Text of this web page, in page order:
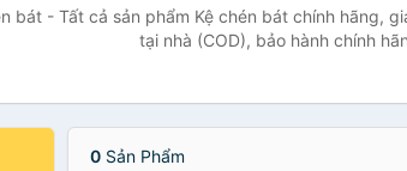
bát - Tất cả sản phẩm Kệ chén bát chính hãng,
tại nhà (COD), bảo hành chính
0Sản Phẩm